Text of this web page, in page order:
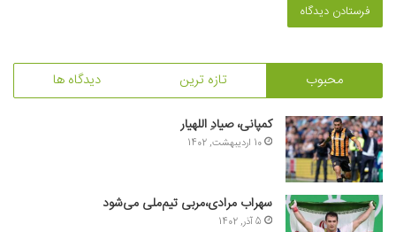
محبوب تازه ترین دیدگاه ها
کمپانی، صیادِ اللهیار
10 اردیبهشت, 1402
سهراب مرادی،مربی تیم‌ملی می‌شود
5 آذر, 1402